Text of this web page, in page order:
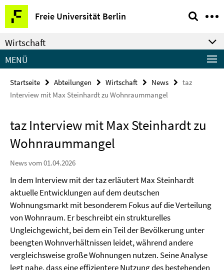
Springe
direkt
zu
Inhalt
Freie Universität Berlin
Service-
Navigation
Wirtschaft
MENÜ
Startseite Abteilungen Wirtschaft News
taz
Interview mit Max Steinhardt zu Wohnraummangel
taz Interview mit Max Steinhardt zu
Wohnraummangel
News vom 01.04.2026
In dem Interview mit der taz erläutert Max Steinhardt
aktuelle Entwicklungen auf dem deutschen
Wohnungsmarkt mit besonderem Fokus auf die Verteilung
von Wohnraum. Er beschreibt ein strukturelles
Ungleichgewicht, bei dem ein Teil der Bevölkerung unter
beengten Wohnverhältnissen leidet, während andere
vergleichsweise große Wohnungen nutzen. Seine Analyse
legt nahe, dass eine effizientere Nutzung des bestehenden